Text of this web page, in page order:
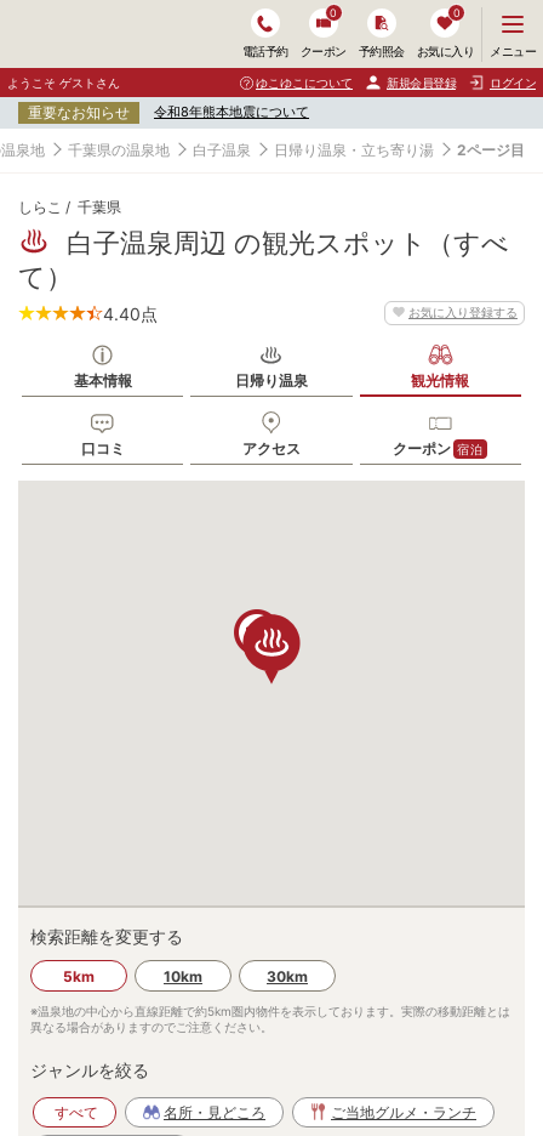
電話予約 クーポン
0
予約照会 お気に入り
0
ニ
ュ
ー
開
く
メニュー
ようこそ ゲストさん ゆこゆこについて 新規会員登録 ログイン
重要なお知らせ 令和8年熊本地震について
泉地 千葉県の温泉地 白子温泉 日帰り温泉・立ち寄り湯 2ページ目
しらこ 千葉県
白子温泉周辺 の観光スポット（すべ
て）
お気に入り登録する
4.40点
基本情報 日帰り温泉 観光情報
口コミ アクセス クーポン 宿泊
11
検索距離を変更する
5km 10km 30km
※温泉地の中心から直線距離で約5km圏内物件を表示しております。実際の移動距離とは
異なる場合がありますのでご注意ください。
ジャンルを絞る
すべて 名所・見どころ ご当地グルメ・ランチ